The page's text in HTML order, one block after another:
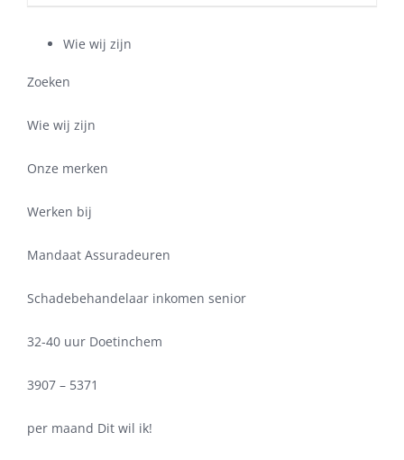
Wie wij zijn
Zoeken
Wie wij zijn
Onze merken
Werken bij
Mandaat Assuradeuren
Schadebehandelaar inkomen senior
32-40 uur Doetinchem
3907 – 5371
per maand Dit wil ik!